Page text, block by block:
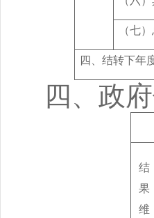
（七
四、结转下年
四、政
结
果
维